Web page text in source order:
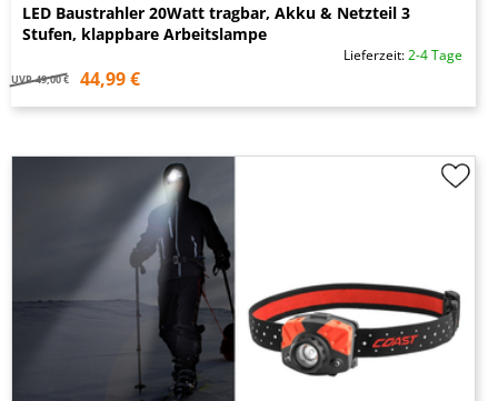
LED Baustrahler 20Watt tragbar, Akku & Netzteil 3
Stufen, klappbare Arbeitslampe
Lieferzeit:2-4 Tage
UVP 49,00 € 44,99 €